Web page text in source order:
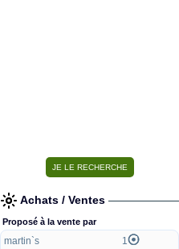
Achats / Ventes
Proposé à la vente par
martin`s
1